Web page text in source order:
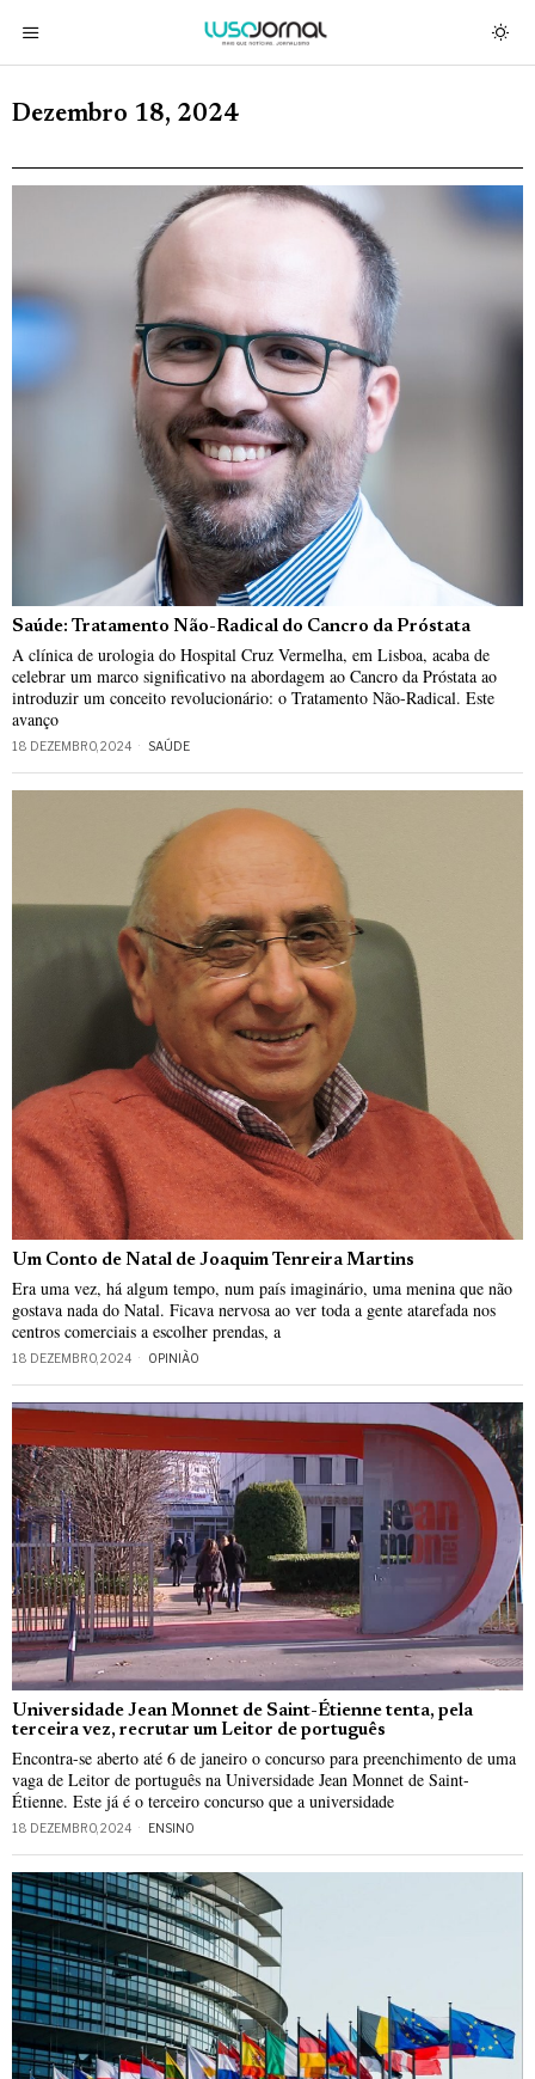
Dezembro 18, 2024
Saúde: Tratamento Não-Radical do Cancro da Próstata
A clínica de urologia do Hospital Cruz Vermelha, em Lisboa, acaba de
celebrar um marco significativo na abordagem ao Cancro da Próstata ao
introduzir um conceito revolucionário: o Tratamento Não-Radical. Este
avanço
18 DEZEMBRO, 2024 SAÚDE
Um Conto de Natal de Joaquim Tenreira Martins
Era uma vez, há algum tempo, num país imaginário, uma menina que não
gostava nada do Natal. Ficava nervosa ao ver toda a gente atarefada nos
centros comerciais a escolher prendas, a
18 DEZEMBRO, 2024 OPINIÃO
Universidade Jean Monnet de Saint-Étienne tenta, pela
terceira vez, recrutar um Leitor de português
Encontra-se aberto até 6 de janeiro o concurso para preenchimento de uma
vaga de Leitor de português na Universidade Jean Monnet de Saint-
Étienne. Este já é o terceiro concurso que a universidade
18 DEZEMBRO, 2024 ENSINO